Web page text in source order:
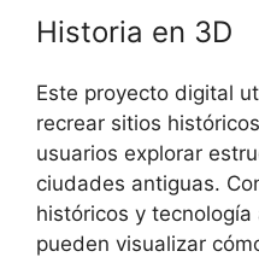
Historia en 3D
Este proyecto digital
recrear sitios
usuarios explorar
ciudades antiguas.
históricos y
pueden visualizar